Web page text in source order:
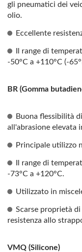
gli pneumatici dei
olio.
Eccellente
Il range di
-50°C a +110°C (-
BR (Gomma
Buona flessibilità
all'abrasione elevata
Principale utilizzo
Il range di
-73°C a +120°C.
Utilizzato in
Scarse proprietà
resistenza allo
VMQ (Silicone)